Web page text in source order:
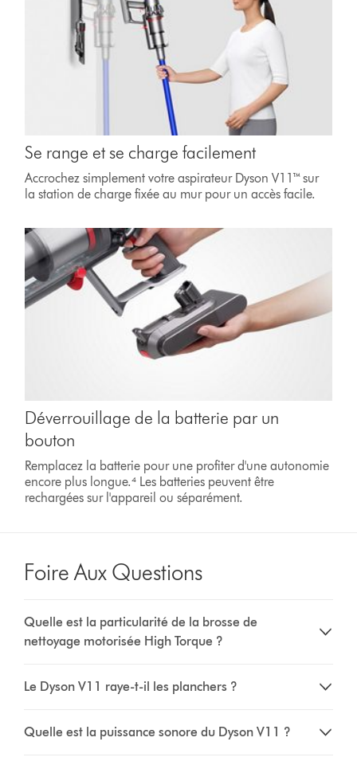
Se range et se charge facilement
Accrochez simplement votre aspirateur Dyson V11™ sur
la station de charge fixée au mur pour un accès facile.
Déverrouillage de la batterie par un
bouton
Remplacez la batterie pour une profiter d'une autonomie
encore plus longue.⁴ Les batteries peuvent être
rechargées sur l'appareil ou séparément.
Foire Aux Questions
Quelle est la particularité de la brosse de
nettoyage motorisée High Torque ?
Le Dyson V11 raye-t-il les planchers ?
Quelle est la puissance sonore du Dyson V11 ?